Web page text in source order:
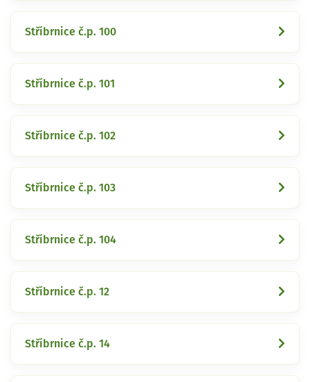
Stříbrnice č.p. 100
Stříbrnice č.p. 101
Stříbrnice č.p. 102
Stříbrnice č.p. 103
Stříbrnice č.p. 104
Stříbrnice č.p. 12
Stříbrnice č.p. 14